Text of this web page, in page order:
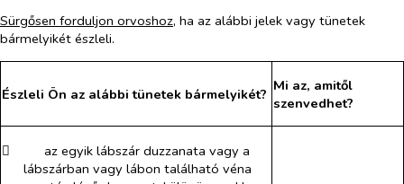
Sürgősen forduljon orvoshoz, ha az alábbi jelek vagy tünetek
bármelyikét észleli.
Észleli Ön az alábbi tünetek bármelyikét? Mi az, amitől
szenvedhet?
​
az egyik lábszár duzzanata vagy a
lábszárban vagy lábon található véna